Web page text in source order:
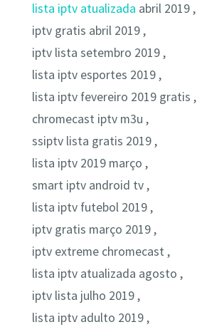
lista iptv atualizada abril 2019 ,
iptv gratis abril 2019 ,
iptv lista setembro 2019 ,
lista iptv esportes 2019 ,
lista iptv fevereiro 2019 gratis ,
chromecast iptv m3u ,
ssiptv lista gratis 2019 ,
lista iptv 2019 março ,
smart iptv android tv ,
lista iptv futebol 2019 ,
iptv gratis março 2019 ,
iptv extreme chromecast ,
lista iptv atualizada agosto ,
iptv lista julho 2019 ,
lista iptv adulto 2019 ,